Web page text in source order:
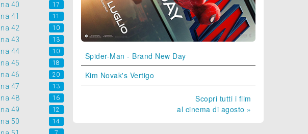
40 17
41 11
42 10
43 13
44 10
45 18
46 20
47 13
48 16
49 12
50 14
Spider-Man - Brand New Day
Kim Novak's Vertigo
Scopri tutti i film
al cinema di agosto »